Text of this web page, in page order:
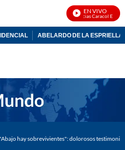
EN VIVO
Noticias Caracol En Vivo
ABELARDO DE LA ESPRIELLA
hay sobrevivientes": dolorosos